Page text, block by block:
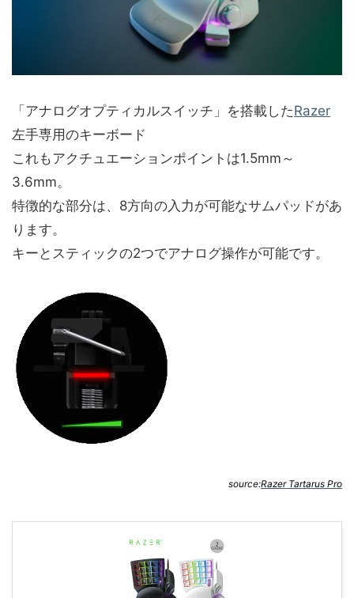
「アナログオプティカルスイッチ」を搭載したRazer
左手専用のキーボード
これもアクチュエーションポイントは1.5mm～
3.6mm。
特徴的な部分は、8方向の入力が可能なサムパッドがあ
ります。
キーとスティックの2つでアナログ操作が可能です。
source:Razer Tartarus Pro